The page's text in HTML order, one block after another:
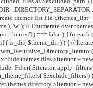
$exclude_filters[] =
untrailingslashit(
ai1wm_open(
directory if ( isset(
over themes directory
); //